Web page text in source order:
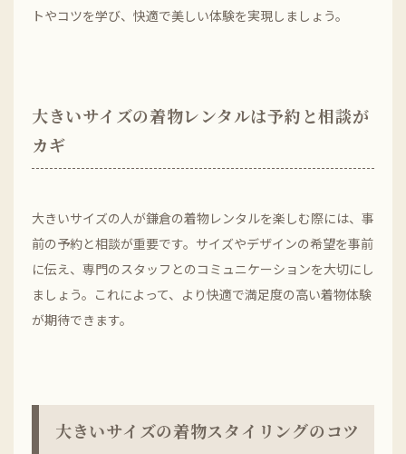
トやコツを学び、快適で美しい体験を実現しましょう。
大きいサイズの着物レンタルは予約と相談が
カギ
大きいサイズの人が鎌倉の着物レンタルを楽しむ際には、事
前の予約と相談が重要です。サイズやデザインの希望を事前
に伝え、専門のスタッフとのコミュニケーションを大切にし
ましょう。これによって、より快適で満足度の高い着物体験
が期待できます。
大きいサイズの着物スタイリングのコツ